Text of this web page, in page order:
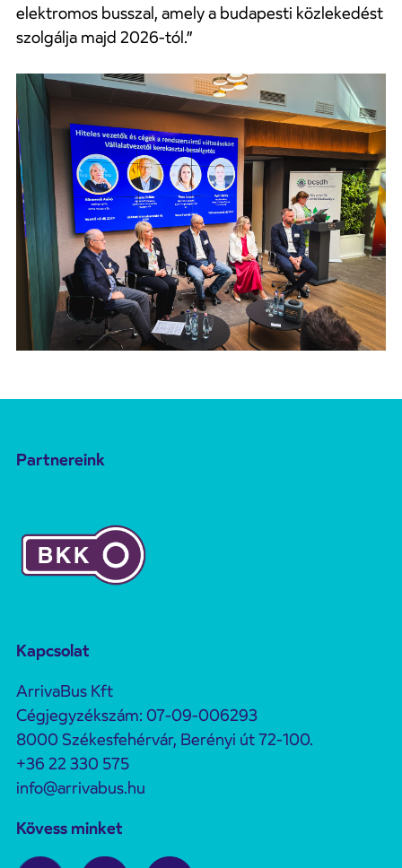
elektromos busszal, amely a budapesti közlekedést
szolgálja majd 2026-tól.”
Partnereink
Kapcsolat
ArrivaBus Kft
Cégjegyzékszám: 07-09-006293
8000 Székesfehérvár, Berényi út 72-100.
+36 22 330 575
info@arrivabus.hu
Kövess minket